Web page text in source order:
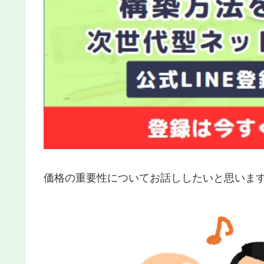
価格の重要性についてお話ししたいと思いま